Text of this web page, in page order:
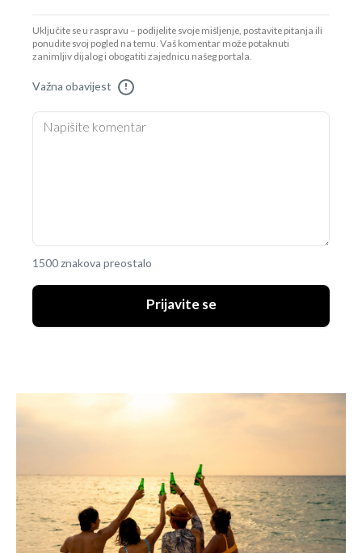
Uključite se u raspravu – podijelite svoje mišljenje, postavite pitanja ili
ponudite svoj pogled na temu. Vaš komentar može potaknuti
zanimljiv dijalog i obogatiti zajednicu našeg portala.
Važna obavijest !
1500 znakova preostalo
Prijavite se